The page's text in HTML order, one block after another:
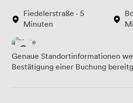
Fiedelerstraße · 5
Minuten
Genaue Standortinformationen
Bestätigung einer Buchung